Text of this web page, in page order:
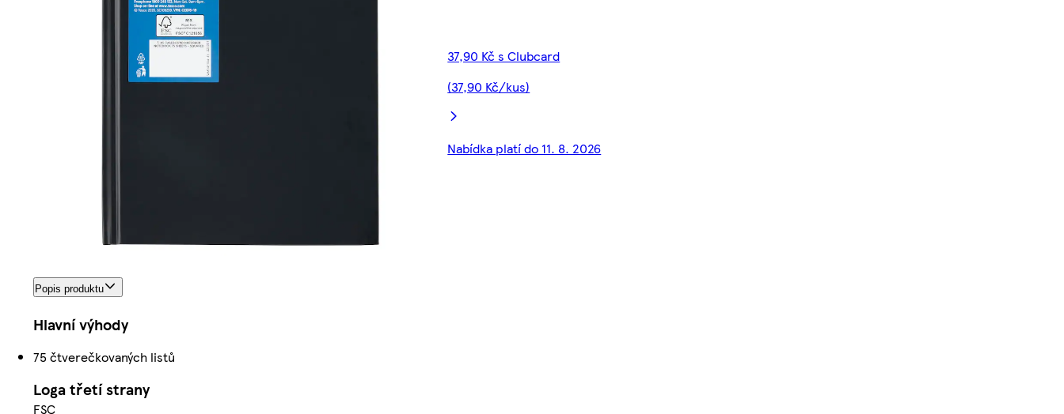
37,90 Kč s Clubcard
(37,90 Kč/kus)
Nabídka platí do 11. 8. 2026
Popis produktu
Hlavní výhody
75 čtverečkovaných listů
Loga třetí strany
FSC